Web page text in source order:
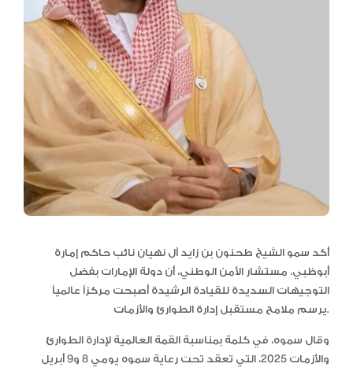
أكد سمو الشيخ طحنون بن زايد آل نهيان نائب حاكم إمارة
أبوظبي، مستشار الأمن الوطني، أن دولة الإمارات بفضل
التوجيهات السديدة للقيادة الرشيدة أصبحت مركزاً عالمياً
يرسم ملامح مستقبل إدارة الطوارئ والأزمات.
وقال سموه، في كلمة بمناسبة القمة العالمية لإدارة الطوارئ
والأزمات 2025، التي تعقد تحت رعاية سموه يومي 8 و9 أبريل